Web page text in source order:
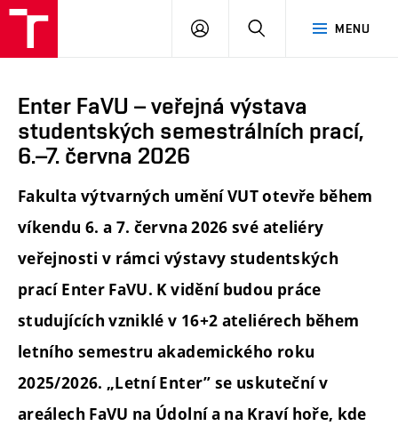
MENU
PŘIHLÁSIT
Enter FaVU – veřejná výstava
studentských semestrálních prací,
6.–7. června 2026
Fakulta výtvarných umění VUT otevře během
víkendu 6. a 7. června 2026 své ateliéry
veřejnosti v rámci výstavy studentských
prací Enter FaVU. K vidění budou práce
studujících vzniklé v 16+2 ateliérech během
letního semestru akademického roku
2025/2026. „Letní Enter” se uskuteční v
areálech FaVU na Údolní a na Kraví hoře, kde